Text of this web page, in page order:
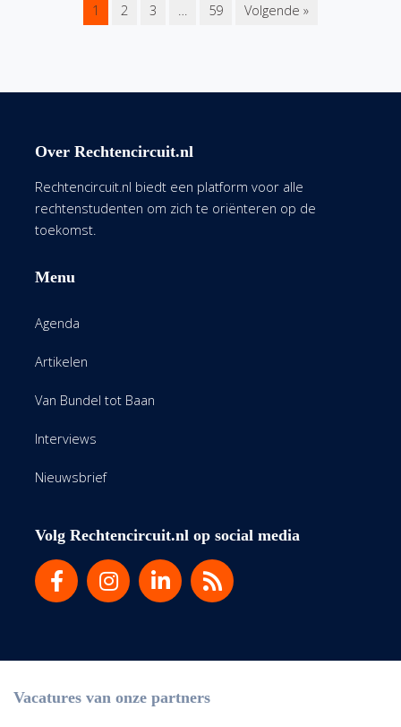
1 2 3 … 59 Volgende »
Over Rechtencircuit.nl
Rechtencircuit.nl biedt een platform voor alle
rechtenstudenten om zich te oriënteren op de
toekomst.
Menu
Agenda
Artikelen
Van Bundel tot Baan
Interviews
Nieuwsbrief
Volg Rechtencircuit.nl op social media
Vacatures van onze partners